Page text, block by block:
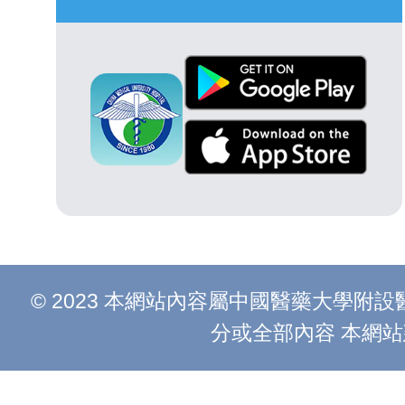
© 2023 本網站內容屬中國醫藥大學附
分或全部內容 本網